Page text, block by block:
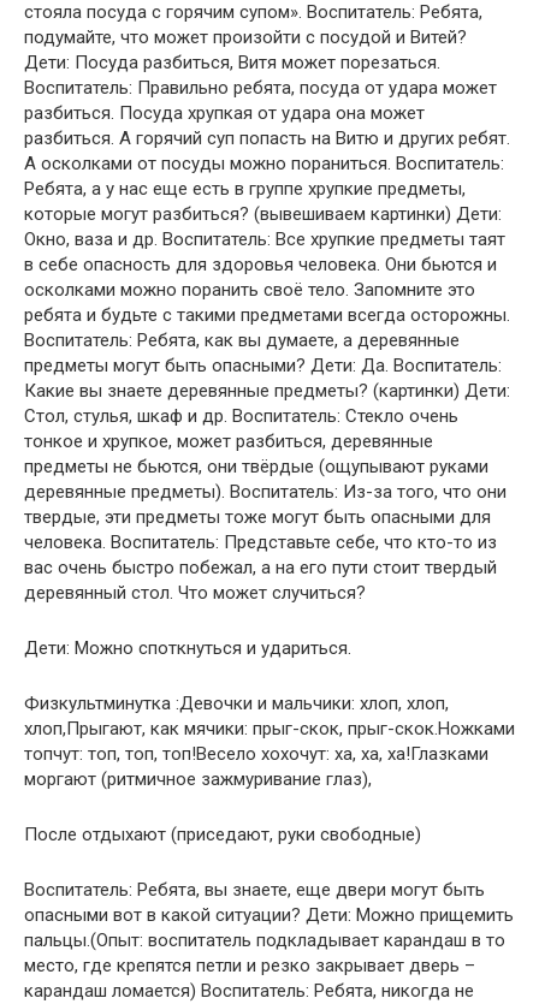
стояла посуда с горячим супом». Воспитатель: Ребята,
подумайте, что может произойти с посудой и Витей?
Дети: Посуда разбиться, Витя может порезаться.
Воспитатель: Правильно ребята, посуда от удара может
разбиться. Посуда хрупкая от удара она может
разбиться. А горячий суп попасть на Витю и других ребят.
А осколками от посуды можно пораниться. Воспитатель:
Ребята, а у нас еще есть в группе хрупкие предметы,
которые могут разбиться? (вывешиваем картинки) Дети:
Окно, ваза и др. Воспитатель: Все хрупкие предметы таят
в себе опасность для здоровья человека. Они бьются и
осколками можно поранить своё тело. Запомните это
ребята и будьте с такими предметами всегда осторожны.
Воспитатель: Ребята, как вы думаете, а деревянные
предметы могут быть опасными? Дети: Да. Воспитатель:
Какие вы знаете деревянные предметы? (картинки) Дети:
Стол, стулья, шкаф и др. Воспитатель: Стекло очень
тонкое и хрупкое, может разбиться, деревянные
предметы не бьются, они твёрдые (ощупывают руками
деревянные предметы). Воспитатель: Из-за того, что они
твердые, эти предметы тоже могут быть опасными для
человека. Воспитатель: Представьте себе, что кто-то из
вас очень быстро побежал, а на его пути стоит твердый
деревянный стол. Что может случиться?
Дети: Можно споткнуться и удариться.
Физкультминутка :Девочки и мальчики: хлоп, хлоп,
хлоп,Прыгают, как мячики: прыг-скок, прыг-скок.Ножками
топчут: топ, топ, топ!Весело хохочут: ха, ха, ха!Глазками
моргают (ритмичное зажмуривание глаз),
После отдыхают (приседают, руки свободные)
Воспитатель: Ребята, вы знаете, еще двери могут быть
опасными вот в какой ситуации? Дети: Можно прищемить
пальцы.(Опыт: воспитатель подкладывает карандаш в то
место, где крепятся петли и резко закрывает дверь –
карандаш ломается) Воспитатель: Ребята, никогда не